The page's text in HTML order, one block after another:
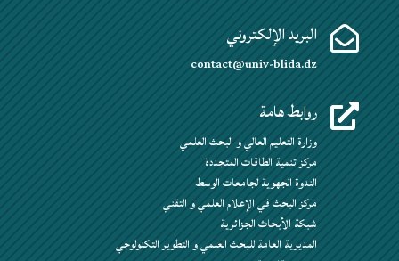
 البريد الإلكتروني
contact@univ-blida.dz
 روابط هامة
وزارة التعليم العالي و البحث العلمي
مركز تنمية الطاقات المتجددة
الندوة الجهوية لجامعات الوسط
مركز البحث في الإعلام العلمي و التقني
شبكة الأبحاث الجزائرية
المديرية العامة للبحث العلمي و التطوير التكنولوجي